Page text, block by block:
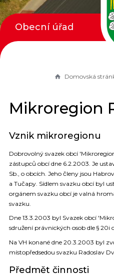
Domovská
Mikroregion
Vznik mikroregionu
Dobrovolný svazek obcí
zástupců obcí dne 6.2.2003. Je
Sb., o obcích. Jeho členy jsou
a Tučapy. Sídlem svazku obcí byl
orgánem svazku obcí je valná
svazku.
Dne 13.3.2003 byl Svazek obcí
sdružení právnických osob dle § 20i
Na VH konané dne 20.3.2003 byl
místopředsedou svazku Radoslav
Předmět činnosti
Obecní úřad